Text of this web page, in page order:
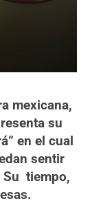
mexicana,
su
en el cual
sentir
Su tiempo,